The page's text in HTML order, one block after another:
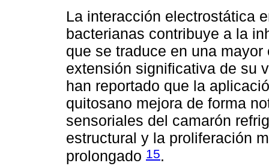
La interacción electrostática
bacterianas contribuye a la
que se traduce en una
extensión significativa de su
han reportado que la
quitosano mejora de forma
sensoriales del camarón
estructural y la proliferación
prolongado 15.